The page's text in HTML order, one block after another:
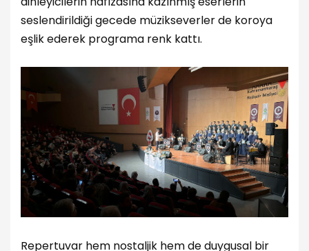
seslendirildiği gecede müzikseverler de koroya
eşlik ederek programa renk kattı.
Repertuvar hem nostaljik hem de duygusal bir